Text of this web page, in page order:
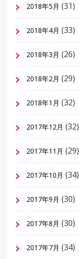
2018年5月 (31)
2018年4月 (33)
2018年3月 (26)
2018年2月 (29)
2018年1月 (32)
2017年12月 (32)
2017年11月 (29)
2017年10月 (34)
2017年9月 (30)
2017年8月 (30)
2017年7月 (34)